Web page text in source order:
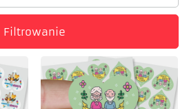
Filtrowanie